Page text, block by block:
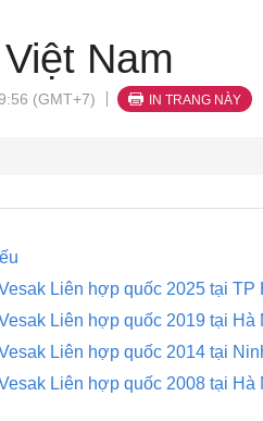
Nam
(GMT+7) IN TRANG NÀY
Liên hợp quốc 2025 tại TP
Liên hợp quốc 2019 tại Hà
Liên hợp quốc 2014 tại
Liên hợp quốc 2008 tại Hà